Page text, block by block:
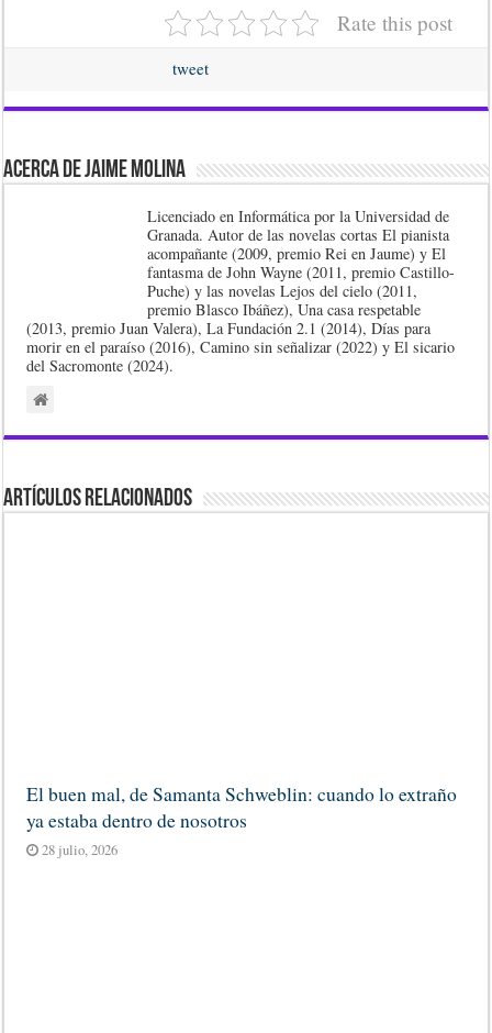
Rate this post
tweet
Acerca de Jaime Molina
Licenciado en Informática por la Universidad de
Granada. Autor de las novelas cortas El pianista
acompañante (2009, premio Rei en Jaume) y El
fantasma de John Wayne (2011, premio Castillo-
Puche) y las novelas Lejos del cielo (2011,
premio Blasco Ibáñez), Una casa respetable
(2013, premio Juan Valera), La Fundación 2.1 (2014), Días para
morir en el paraíso (2016), Camino sin señalizar (2022) y El sicario
del Sacromonte (2024).
Artículos Relacionados
El buen mal, de Samanta Schweblin: cuando lo extraño
ya estaba dentro de nosotros
28 julio, 2026